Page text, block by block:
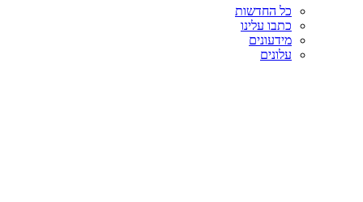
כל החדשות
כתבו עלינו
מידעונים
עלונים